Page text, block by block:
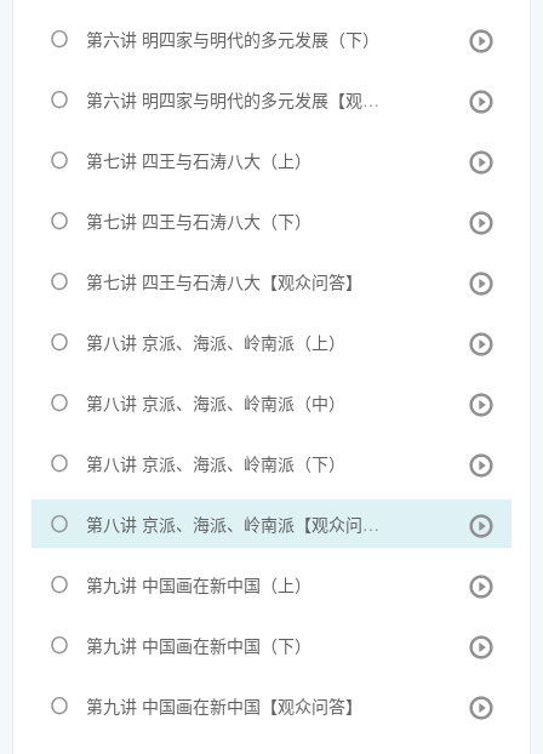
第六讲 明四家与明代的多元发展（下）
第六讲 明四家与明代的多元发展【观众问答】
第七讲 四王与石涛八大（上）
第七讲 四王与石涛八大（下）
第七讲 四王与石涛八大【观众问答】
第八讲 京派、海派、岭南派（上）
第八讲 京派、海派、岭南派（中）
第八讲 京派、海派、岭南派（下）
第八讲 京派、海派、岭南派【观众问答】
第九讲 中国画在新中国（上）
第九讲 中国画在新中国（下）
第九讲 中国画在新中国【观众问答】